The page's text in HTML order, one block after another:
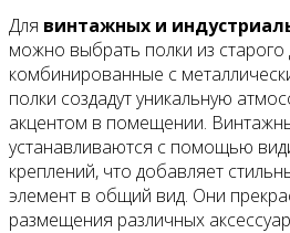
Для винтажных и
можно выбрать полки из старого
комбинированные с
полки создадут уникальную
акцентом в помещении.
устанавливаются с помощью
креплений, что добавляет
элемент в общий вид. Они
размещения различных